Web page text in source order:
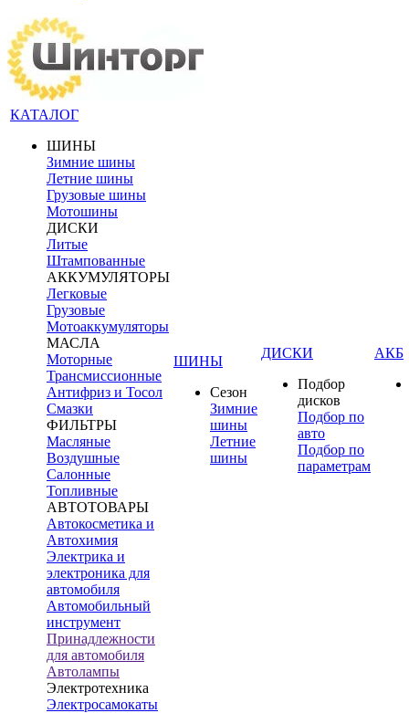
КАТАЛОГ
ШИНЫ
Зимние шины
Летние шины
Грузовые шины
Мотошины
ДИСКИ
Литые
Штампованные
АККУМУЛЯТОРЫ
Легковые
Грузовые
Мотоаккумуляторы
МАСЛА
Моторные
Трансмиссионные
Антифриз и Тосол
Смазки
ФИЛЬТРЫ
Масляные
Воздушные
Салонные
Топливные
АВТОТОВАРЫ
Автокосметика и
Автохимия
Электрика и
электроника для
автомобиля
Автомобильный
инструмент
Принадлежности
для автомобиля
Автолампы
Электротехника
Электросамокаты
ШИНЫ
Сезон
Зимние
шины
Летние
шины
ДИСКИ
Подбор
дисков
Подбор по
авто
Подбор по
параметрам
АКБ